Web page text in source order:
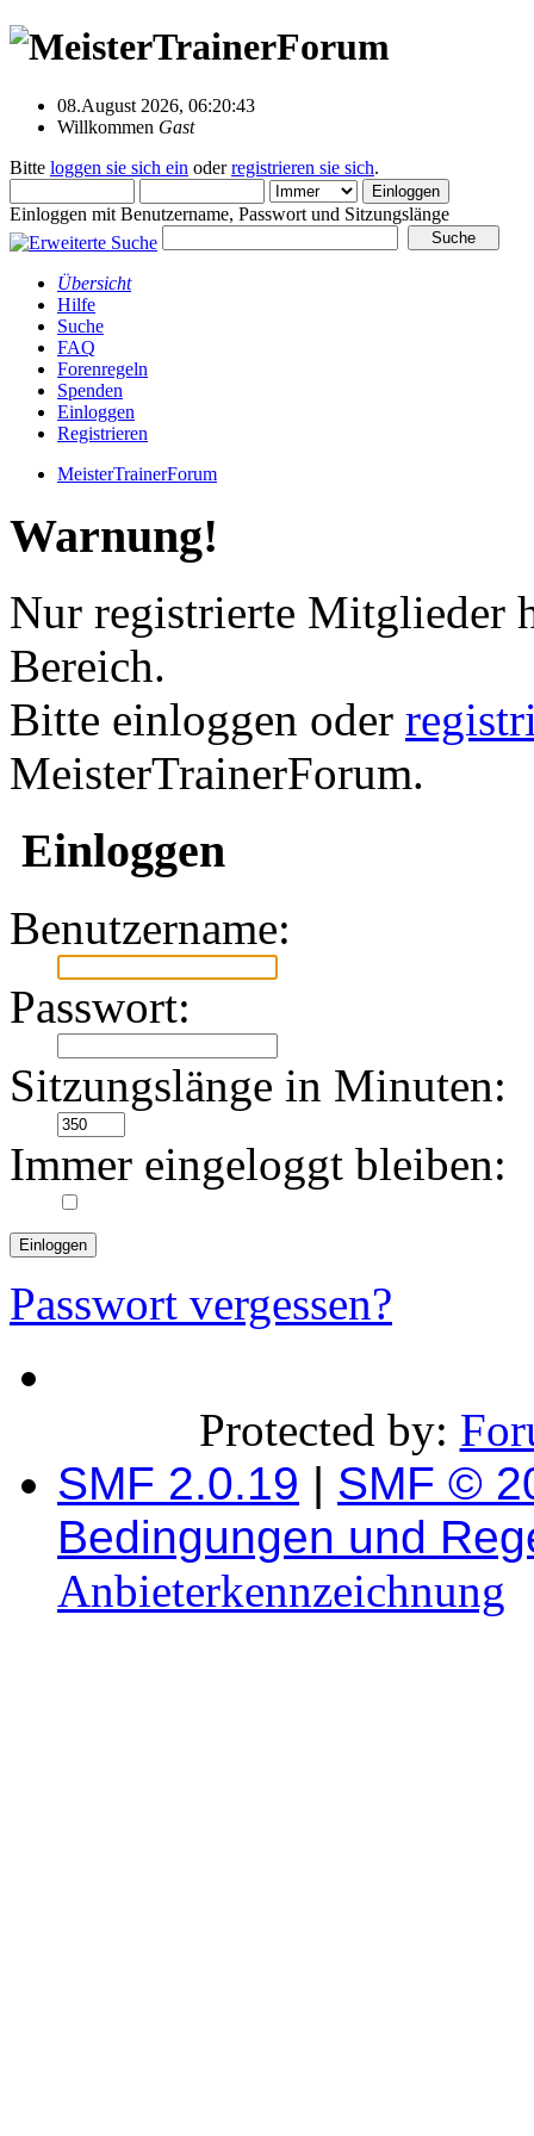
08.August 2026, 06:20:43
Willkommen Gast
Bitte loggen sie sich ein oderregistrieren sie sich.
Einloggen mit Benutzername, Passwort und Sitzungslänge
Übersicht
Hilfe
Suche
FAQ
Forenregeln
Spenden
Einloggen
Registrieren
MeisterTrainerForum
Warnung!
Nur registrierte Mitglieder
Bereich.
Bitte einloggen oder
MeisterTrainerForum.
Einloggen
Benutzername:
Passwort:
Sitzungslänge in Minuten:
Immer eingeloggt bleiben:
Passwort vergessen?
Protected by:
SMF 2.0.19 | SMF ©
Bedingungen und
Anbieterkennzeichnung